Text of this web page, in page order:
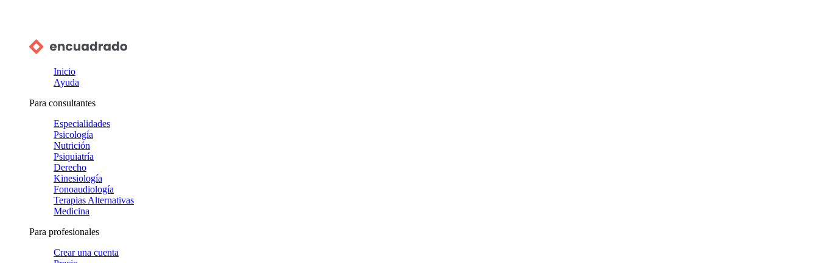
Inicio
Ayuda
Para consultantes
Especialidades
Psicología
Nutrición
Psiquiatría
Derecho
Kinesiología
Fonoaudiología
Terapias Alternativas
Medicina
Para profesionales
Crear una cuenta